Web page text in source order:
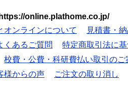
https://online.plathome.co.jp/
オンラインについて
見積書・
くあるご質問
特定商取引法に
校費・公費・科研費払い取引のご
様からの声 ご注文の取り消し